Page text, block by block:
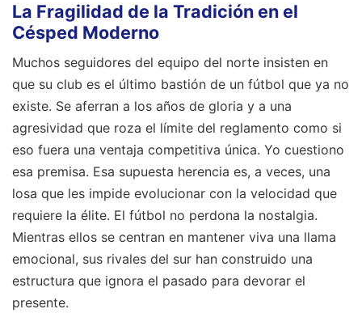
La Fragilidad de la Tradición en el
Césped Moderno
Muchos seguidores del equipo del norte insisten en
que su club es el último bastión de un fútbol que ya no
existe. Se aferran a los años de gloria y a una
agresividad que roza el límite del reglamento como si
eso fuera una ventaja competitiva única. Yo cuestiono
esa premisa. Esa supuesta herencia es, a veces, una
losa que les impide evolucionar con la velocidad que
requiere la élite. El fútbol no perdona la nostalgia.
Mientras ellos se centran en mantener viva una llama
emocional, sus rivales del sur han construido una
estructura que ignora el pasado para devorar el
presente.